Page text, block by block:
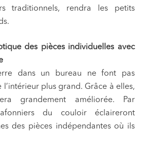
traditionnels, rendra les petits
des pièces individuelles avec
dans un bureau ne font pas
plus grand. Grâce à elles,
grandement améliorée. Par
du couloir éclaireront
des pièces indépendantes où ils